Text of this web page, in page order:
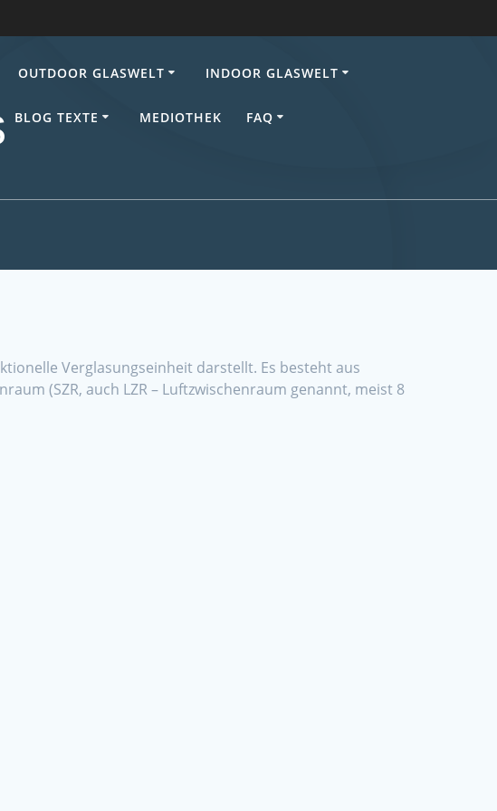
OUTDOOR GLASWELT INDOOR GLASWELT
BLOG TEXTE MEDIOTHEK FAQ
Verglasungseinheit darstellt. Es besteht aus
(SZR, auch LZR – Luftzwischenraum genannt, meist 8